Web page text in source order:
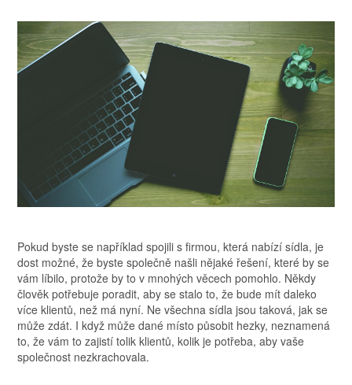
Pokud byste se například spojili s firmou, která nabízí sídla, je
dost možné, že byste společně našli nějaké řešení, které by se
vám líbilo, protože by to v mnohých věcech pomohlo. Někdy
člověk potřebuje poradit, aby se stalo to, že bude mít daleko
více klientů, než má nyní. Ne všechna sídla jsou taková, jak se
může zdát. I když může dané místo působit hezky, neznamená
to, že vám to zajistí tolik klientů, kolik je potřeba, aby vaše
společnost nezkrachovala.